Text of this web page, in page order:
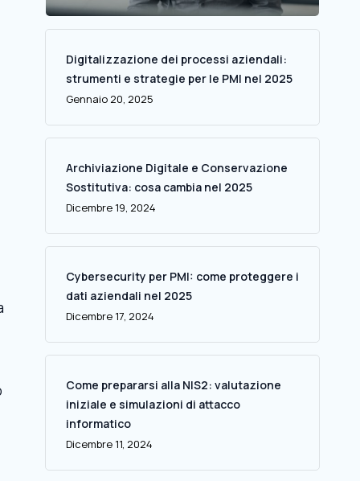
Digitalizzazione dei processi aziendali:
strumenti e strategie per le PMI nel 2025
Gennaio 20, 2025
Archiviazione Digitale e Conservazione
Sostitutiva: cosa cambia nel 2025
Dicembre 19, 2024
Cybersecurity per PMI: come proteggere i
dati aziendali nel 2025
Dicembre 17, 2024
Come prepararsi alla NIS2: valutazione
iniziale e simulazioni di attacco
informatico
Dicembre 11, 2024